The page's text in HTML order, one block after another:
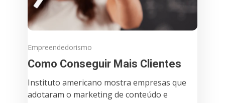
Empreendedorismo
Como Conseguir Mais Clientes
Instituto americano mostra empresas que
adotaram o marketing de conteúdo e